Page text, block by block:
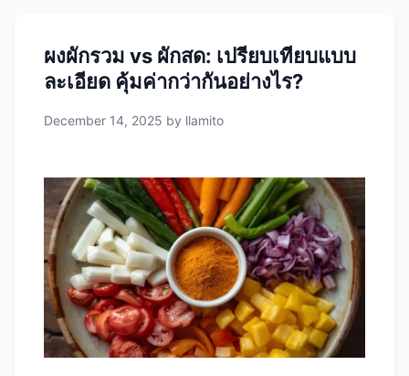
ผงผักรวม vs ผักสด: เปรียบเทียบแบบ
ละเอียด คุ้มค่ากว่ากันอย่างไร?
December 14, 2025 by llamito